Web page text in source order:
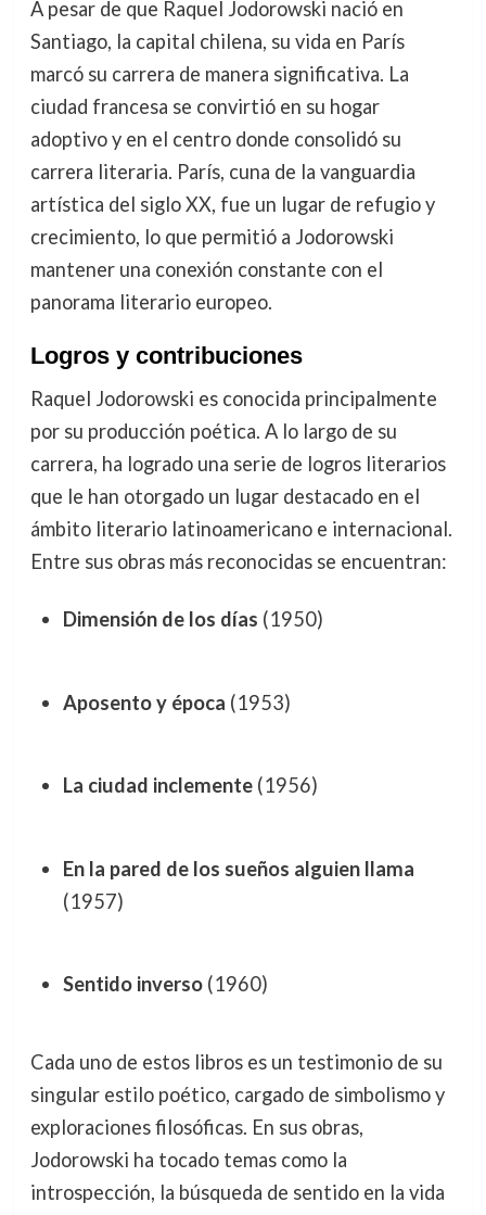
A pesar de que Raquel Jodorowski nació en
Santiago, la capital chilena, su vida en París
marcó su carrera de manera significativa. La
ciudad francesa se convirtió en su hogar
adoptivo y en el centro donde consolidó su
carrera literaria. París, cuna de la vanguardia
artística del siglo XX, fue un lugar de refugio y
crecimiento, lo que permitió a Jodorowski
mantener una conexión constante con el
panorama literario europeo.
Logros y contribuciones
Raquel Jodorowski es conocida principalmente
por su producción poética. A lo largo de su
carrera, ha logrado una serie de logros literarios
que le han otorgado un lugar destacado en el
ámbito literario latinoamericano e internacional.
Entre sus obras más reconocidas se encuentran:
Dimensión de los días (1950)
Aposento y época (1953)
La ciudad inclemente(1956)
En la pared de los sueños alguien llama
(1957)
Sentido inverso(1960)
Cada uno de estos libros es un testimonio de su
singular estilo poético, cargado de simbolismo y
exploraciones filosóficas. En sus obras,
Jodorowski ha tocado temas como la
introspección, la búsqueda de sentido en la vida